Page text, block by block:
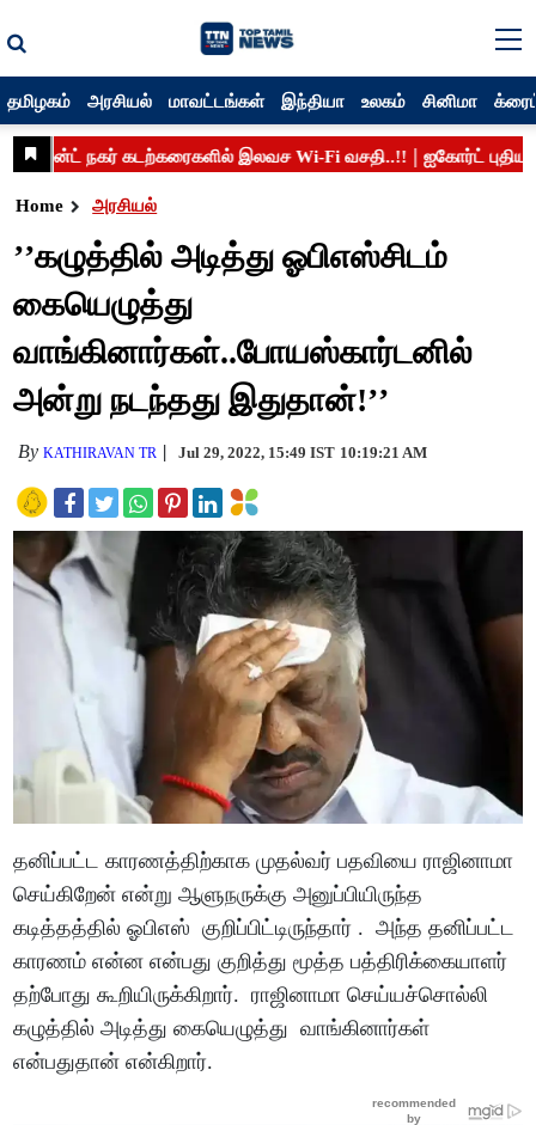
தமிழகம் அரசியல் மாவட்டங்கள் இந்தியா உலகம் சினிமா
Home அரசியல்
’’கழுத்தில் அடித்து ஓபிஎஸ்சிடம்
கையெழுத்து
வாங்கினார்கள்..போயஸ்கார்டனில்
அன்று நடந்தது இதுதான்!’’
ByKATHIRAVAN TR Jul 29, 2022, 15:49 IST 10:19:21 AM
தனிப்பட்ட காரணத்திற்காக முதல்வர் பதவியை ராஜினாமா
செய்கிறேன் என்று ஆளுநருக்கு அனுப்பியிருந்த
கடித்தத்தில் ஓபிஎஸ் குறிப்பிட்டிருந்தார் . அந்த தனிப்பட்ட
காரணம் என்ன என்பது குறித்து மூத்த பத்திரிக்கையாளர்
தற்போது கூறியிருக்கிறார். ராஜினாமா செய்யச்சொல்லி
கழுத்தில் அடித்து கையெழுத்து வாங்கினார்கள்
என்பதுதான் என்கிறார்.